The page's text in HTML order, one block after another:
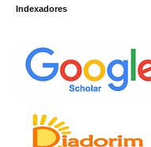
Indexadores